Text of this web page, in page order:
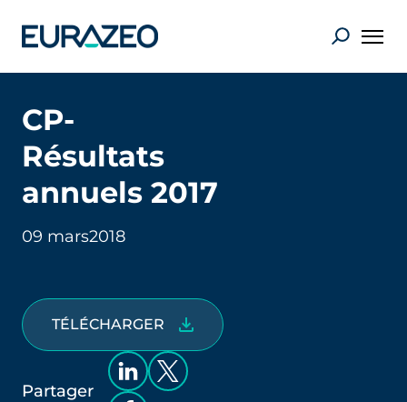
CP-
Résultats
annuels 2017
09 mars2018
TÉLÉCHARGER
Partager